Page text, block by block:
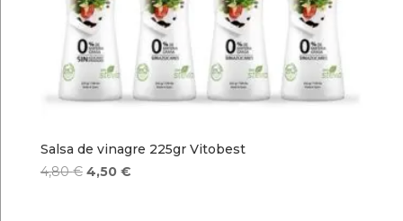
Salsa de vinagre 225gr Vitobest
4,80€ El
4,50 €El